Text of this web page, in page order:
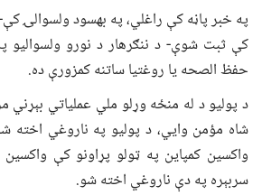
په خبر پاڼه کې راغلي، په بهسود ولسوالۍ
کې ثبت شوې- د ننګرهار د نورو ولسوالیو
حفظ الصحه یا روغتیا ساتنه کمزورې ده.
د پولیو د له منځه وړلو ملي عملیاتي بېړني
شاه مؤمن وايي، د پولیو په ناروغي اخته
واکسین کمپاین په ټولو پړاونو کې
سربېره په دې ناروغي اخته شو.